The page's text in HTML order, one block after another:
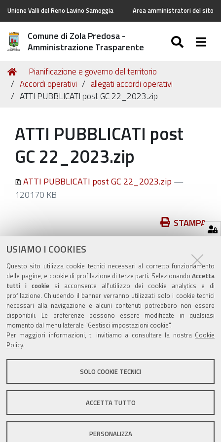
USIAMO I COOKIES
Questo sito utilizza cookie tecnici necessari al corretto funzionamento
delle pagine, e cookie di profilazione di terze parti. Selezionando Accetta
tutti i cookiesi acconsente all’utilizzo dei cookie analytics e di
profilazione. Chiudendo il banner verranno utilizzati solo i cookie tecnici
necessari alla navigazione e alcuni contenuti potrebbero non essere
disponibili. Le preferenze possono essere modificate in qualsiasi
momento dal menu laterale "Gestisci impostazioni cookie".
Per maggiori informazioni, ti invitiamo a consultare la nostra Cookie
Policy.
SOLO COOKIE TECNICI
ACCETTA TUTTO
PERSONALIZZA
Unione Valli del Reno Lavino Samoggia Area amministratori del sito
Comune di Zola Predosa -
Amministrazione Trasparente
Tu
sei
qui:
Home
Pianificazione e governo del territorio
Accordi operativi
allegati accordi operativi
ATTI PUBBLICATI post GC 22_2023.zip
ATTI PUBBLICATI post
GC 22_2023.zip
ATTI PUBBLICATI post GC 22_2023.zip —
120170 KB
sul
documento
STAMPA
ultima modifica
Valuta questo sito
Sito istituzionale Comune di Zola Predosa
Privacy policy|DPO|Accessibilità